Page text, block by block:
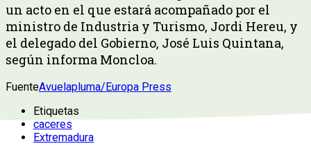
un acto en el que estará acompañado por el
ministro de Industria y Turismo, Jordi Hereu, y
el delegado del Gobierno, José Luis Quintana,
según informa Moncloa.
FuenteAvuelapluma/Europa Press
Etiquetas
caceres
Extremadura